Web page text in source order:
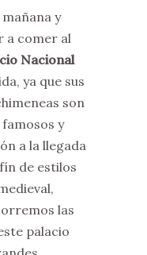
y
a comer al
Nacional
ya que sus
son
y
a la llegada
de estilos
las
palacio